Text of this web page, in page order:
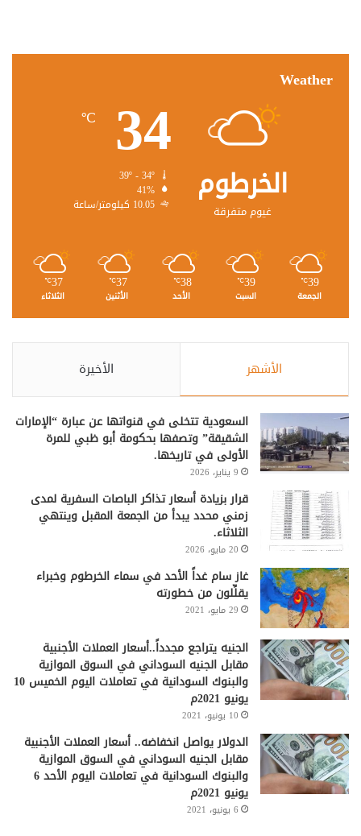
Weather
الخرطوم
غيوم متفرقة
34
℃
41%
10.05 كيلومتر/ساعة
39
℃
الجمعة
39
℃
السبت
38
℃
الأحد
37
℃
الأثنين
37
℃
الثلاثاء
الأشهر الأخيرة
السعودية تتخلى في قنواتها عن عبارة “الإمارات
الشقيقة” وتصفها بحكومة أبو ظبي للمرة
الأولى في تاريخها.
9 يناير، 2026
قرار بزيادة أسعار تذاكر الباصات السفرية لمدى
زمني محدد يبدأ من الجمعة المقبل وينتهي
الثلاثاء.
20 مايو، 2026
غاز سام غداً الأحد في سماء الخرطوم وخبراء
يقلِّلون من خطورته
29 مايو، 2021
الجنيه يتراجع مجدداً..أسعار العملات الأجنبية
مقابل الجنيه السوداني في السوق الموازية
والبنوك السودانية في تعاملات اليوم الخميس 10
يونيو 2021م
10 يونيو، 2021
الدولار يواصل انخفاضه.. أسعار العملات الأجنبية
مقابل الجنيه السوداني في السوق الموازية
والبنوك السودانية في تعاملات اليوم الأحد 6
يونيو 2021م
6 يونيو، 2021